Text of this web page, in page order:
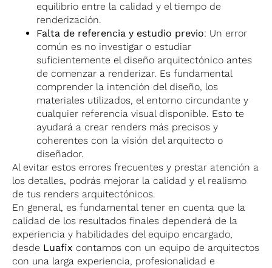
equilibrio entre la calidad y el tiempo de
renderización.
Falta de referencia y estudio previo: Un error
común es no investigar o estudiar
suficientemente el diseño arquitectónico antes
de comenzar a renderizar. Es fundamental
comprender la intención del diseño, los
materiales utilizados, el entorno circundante y
cualquier referencia visual disponible. Esto te
ayudará a crear renders más precisos y
coherentes con la visión del arquitecto o
diseñador.
Al evitar estos errores frecuentes y prestar atención a
los detalles, podrás mejorar la calidad y el realismo
de tus renders arquitectónicos.
En general, es fundamental tener en cuenta que la
calidad de los resultados finales dependerá de la
experiencia y habilidades del equipo encargado,
desde Luafix contamos con un equipo de arquitectos
con una larga experiencia, profesionalidad e